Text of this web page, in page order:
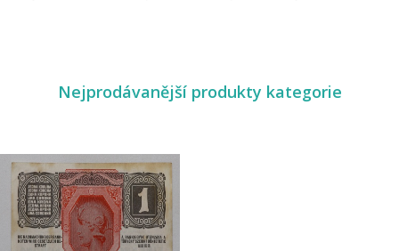
Nejprodávanější produkty kategorie